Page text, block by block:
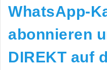
WhatsApp-
abonnieren
DIREKT auf